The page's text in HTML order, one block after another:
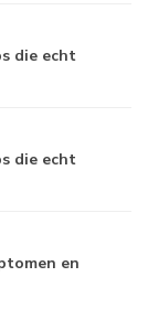
die echt
die echt
en